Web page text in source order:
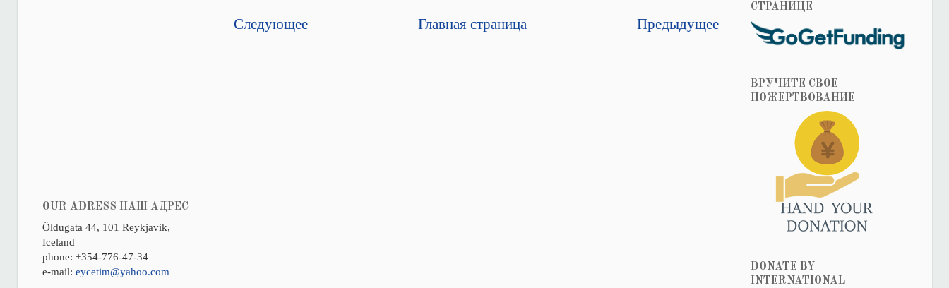
Следующее Предыдущее
Главная страница
OUR ADRESS НАШ АДРЕС
Öldugata 44, 101 Reykjavik,
Iceland
phone: +354-776-47-34
e-mail: eycetim@yahoo.com
СТРАНИЦЕ
ВРУЧИТЕ СВОЕ
ПОЖЕРТВОВАНИЕ
DONATE BY
INTERNATIONAL